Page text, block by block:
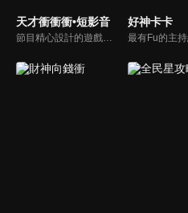
天才衝衝衝•短影音 好神卡卡